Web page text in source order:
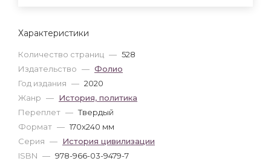
Характеристики
Количество страниц — 528
Издательство — Фолио
Год издания — 2020
Жанр — История, политика
Переплет — Твердый
Формат — 170x240 мм
Серия — История цивилизации
ISBN — 978-966-03-9479-7